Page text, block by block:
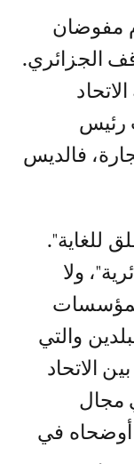
مفوضان
الجزائري.
رئيس
فالديس
للغاية".
ولا
والتي
الاتحاد
مجال
أوضحاه في